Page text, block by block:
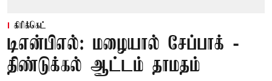
கிரிக்கெட்
டிஎன்பிஎல்: மழையால் சேப்பாக் -
திண்டுக்கல் ஆட்டம் தாமதம்